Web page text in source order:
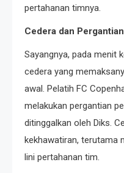
pertahanan timnya.​
Cedera dan Pergantian
Sayangnya, pada menit
cedera yang
awal. Pelatih FC
melakukan pergantian
ditinggalkan oleh Diks.
kekhawatiran, terutama
lini pertahanan tim.​